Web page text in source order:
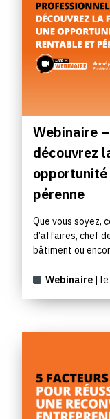
Webinaire
découvrez
pérenne
Que vous soyez,
d’affaires, chef
bâtiment ou
Webinaire | le